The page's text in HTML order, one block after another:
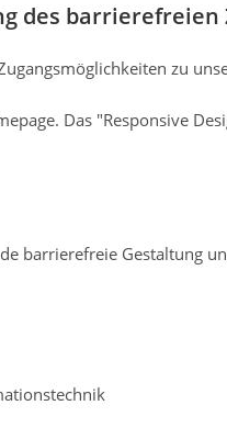
des barrierefreien
zu
Das "Responsive
barrierefreie Gestaltung